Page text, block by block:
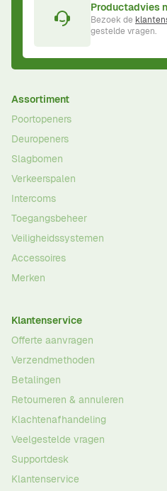
Productadvies
Bezoek de
gestelde vragen.
Assortiment
Poortopeners
Deuropeners
Slagbomen
Verkeerspalen
Intercoms
Toegangsbeheer
Veiligheidssystemen
Accessoires
Merken
Klantenservice
Offerte aanvragen
Verzendmethoden
Betalingen
Retourneren & annuleren
Klachtenafhandeling
Veelgestelde vragen
Supportdesk
Klantenservice